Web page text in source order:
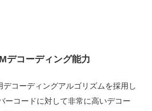
デコーディング能力
デコーディングアルゴリズムを採用し
ーコードに対して非常に高いデコー